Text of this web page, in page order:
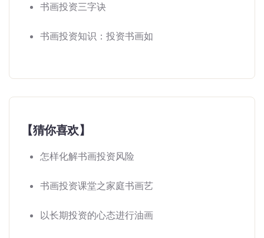
书画投资三字诀
书画投资知识：投资书画如
【猜你喜欢】
怎样化解书画投资风险
书画投资课堂之家庭书画艺
以长期投资的心态进行油画